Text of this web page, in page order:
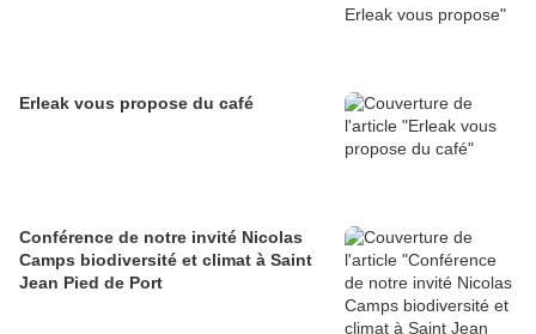
Erleak vous propose du café
Conférence de notre invité Nicolas
Camps biodiversité et climat à Saint
Jean Pied de Port